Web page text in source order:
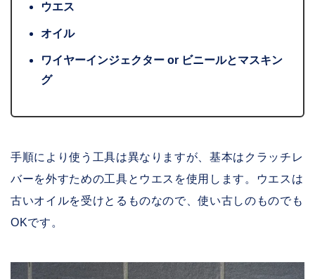
ウエス
オイル
ワイヤーインジェクター or ビニールとマスキン
グ
手順により使う工具は異なりますが、基本はクラッチレ
バーを外すための工具とウエスを使用します。ウエスは
古いオイルを受けとるものなので、使い古しのものでも
OKです。